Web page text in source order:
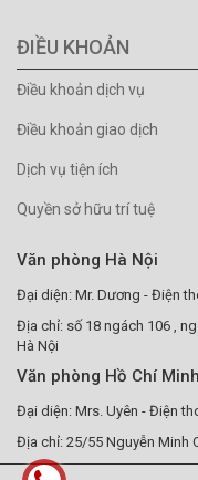
ĐIỀU KHOẢN
Điều khoản dịch vụ
Điều khoản giao dịch
Dịch vụ tiện ích
Quyền sở hữu trí tuệ
Văn phòng Hà Nội
Đại diện: Mr. Dương - Điện
Địa chỉ: số 18 ngách 106 ,
Hà Nội
Văn phòng Hồ Chí Minh
Đại diện: Mrs. Uyên - Điện
Địa chỉ: 25/55 Nguyễn Minh